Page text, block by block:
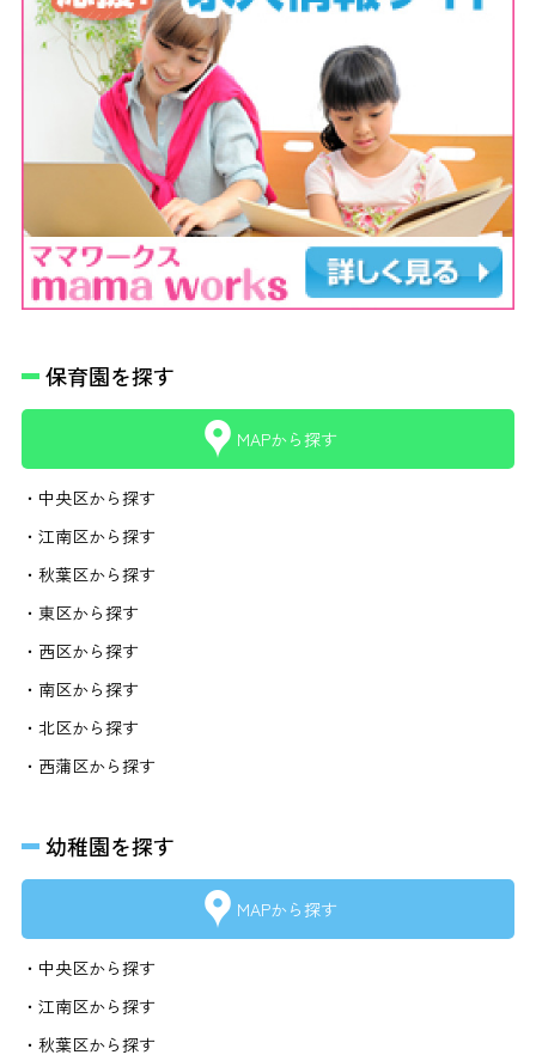
保育園を探す
MAPから探す
・中央区から探す
・江南区から探す
・秋葉区から探す
・東区から探す
・西区から探す
・南区から探す
・北区から探す
・西蒲区から探す
幼稚園を探す
MAPから探す
・中央区から探す
・江南区から探す
・秋葉区から探す